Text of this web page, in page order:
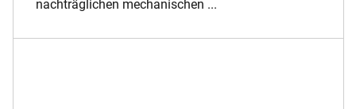
nachträglichen mechanischen ...